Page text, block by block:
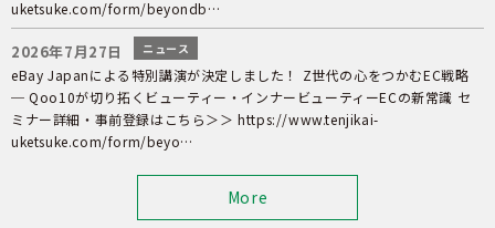
uketsuke.com/form/beyondb…
2026年7月27日 ニュース
eBay Japanによる特別講演が決定しました！ Z世代の心をつかむEC戦略
─ Qoo10が切り拓くビューティー・インナービューティーECの新常識 セ
ミナー詳細・事前登録はこちら＞＞ https://www.tenjikai-
uketsuke.com/form/beyo…
More